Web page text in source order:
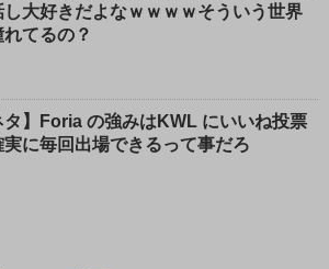
し大好きだよなｗｗｗｗそういう世界
れてるの？
タ】Foria の強みはKWL にいいね投票
実に毎回出場できるって事だろ